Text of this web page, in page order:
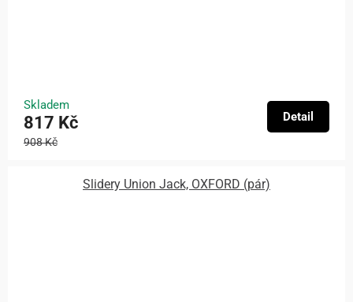
Skladem
817 Kč
908 Kč
Detail
Slidery Union Jack, OXFORD (pár)